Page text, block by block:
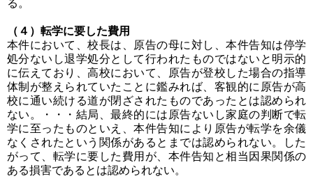
る。
（４）転学に要した費用
本件において、校長は、原告の母に対し、本件告知は停学
処分ないし退学処分として行われたものではないと明示的
に伝えており、高校において、原告が登校した場合の指導
体制が整えられていたことに鑑みれば、客観的に原告が高
校に通い続ける道が閉ざされたものであったとは認められ
ない。・・・結局、最終的には原告ないし家庭の判断で転
学に至ったものといえ、本件告知により原告が転学を余儀
なくされたという関係があるとまでは認められない。した
がって、転学に要した費用が、本件告知と相当因果関係の
ある損害であるとは認められない。